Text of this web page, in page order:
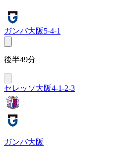
ガンバ大阪5-4-1
後半49分
セレッソ大阪4-1-2-3
ガンバ大阪